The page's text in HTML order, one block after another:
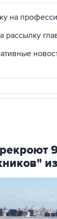
на
рассылку